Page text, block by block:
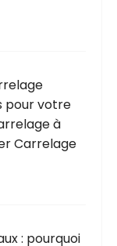
pour votre
à
Carrelage
: pourquoi